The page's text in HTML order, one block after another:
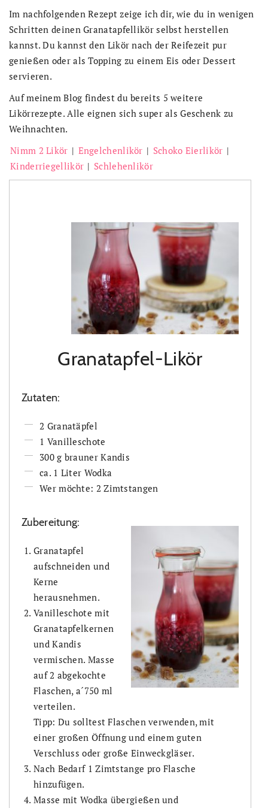
Im nachfolgenden Rezept zeige ich dir, wie du in wenigen
Schritten deinen Granatapfellikör selbst herstellen
kannst. Du kannst den Likör nach der Reifezeit pur
genießen oder als Topping zu einem Eis oder Dessert
servieren.
Auf meinem Blog findest du bereits 5 weitere
Likörrezepte. Alle eignen sich super als Geschenk zu
Weihnachten.
Nimm 2 Likör | Engelchenlikör | Schoko Eierlikör |
Kinderriegellikör | Schlehenlikör
Granatapfel-Likör
Zutaten:
2 Granatäpfel
1 Vanilleschote
300 g brauner Kandis
ca. 1 Liter Wodka
Wer möchte: 2 Zimtstangen
Zubereitung:
Granatapfel
aufschneiden und
Kerne
herausnehmen.
Vanilleschote mit
Granatapfelkernen
und Kandis
vermischen. Masse
auf 2 abgekochte
Flaschen, a´750 ml
verteilen.
Tipp: Du solltest Flaschen verwenden, mit
einer großen Öffnung und einem guten
Verschluss oder große Einweckgläser.
Nach Bedarf 1 Zimtstange pro Flasche
hinzufügen.
Masse mit Wodka übergießen und